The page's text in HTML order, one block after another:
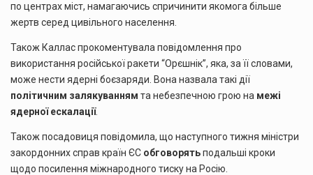
по центрах міст, намагаючись спричинити якомога більше
жертв серед цивільного населення.
Також Каллас прокоментувала повідомлення про
використання російської ракети “Орєшнік”, яка, за її словами,
може нести ядерні боєзаряди. Вона назвала такі дії
політичним залякуванням та небезпечною грою на межі
ядерної ескалації.
Також посадовиця повідомила, що наступного тижня міністри
закордонних справ країн ЄС обговорятьподальші кроки
щодо посилення міжнародного тиску на Росію.